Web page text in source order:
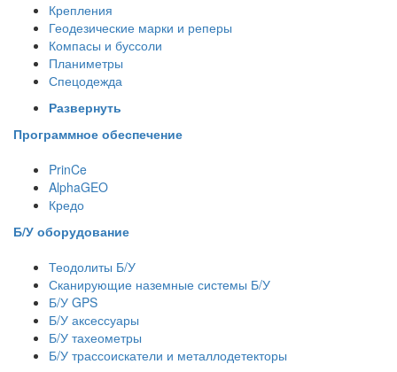
Крепления
Геодезические марки и реперы
Компасы и буссоли
Планиметры
Спецодежда
Развернуть
Программное обеспечение
PrinCe
AlphaGEO
Кредо
Б/У оборудование
Теодолиты Б/У
Сканирующие наземные системы Б/У
Б/У GPS
Б/У аксессуары
Б/У тахеометры
Б/У трассоискатели и металлодетекторы